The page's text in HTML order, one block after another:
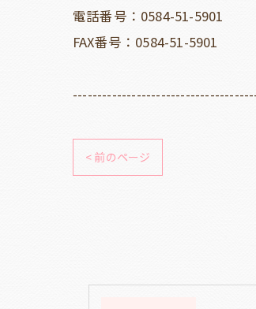
電話番号：0584-51-5901
FAX番号：0584-51-5901
< 前のページ